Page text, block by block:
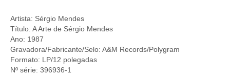
Artista: Sérgio Mendes
Título: A Arte de Sérgio Mendes
Ano: 1987
Gravadora/Fabricante/Selo: A&M Records/Polygram
Formato: LP/12 polegadas
Nº série: 396936-1